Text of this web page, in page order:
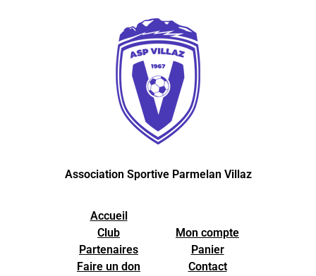
Association Sportive Parmelan Villaz
Accueil
Club
Partenaires
Faire un don
Mon compte
Panier
Contact